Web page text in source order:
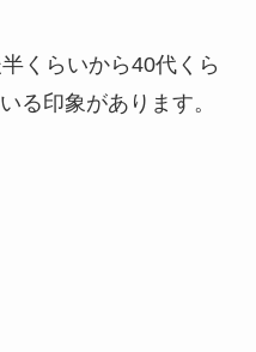
くらいから40代くら
る印象があります。